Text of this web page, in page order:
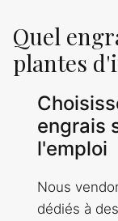
Quel
plantes
engrais
l'emploi
Nous
dédiés à